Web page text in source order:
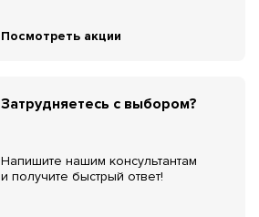
Посмотреть акции
Затрудняетесь с выбором?
Напишите нашим консультантам
и получите быстрый ответ!